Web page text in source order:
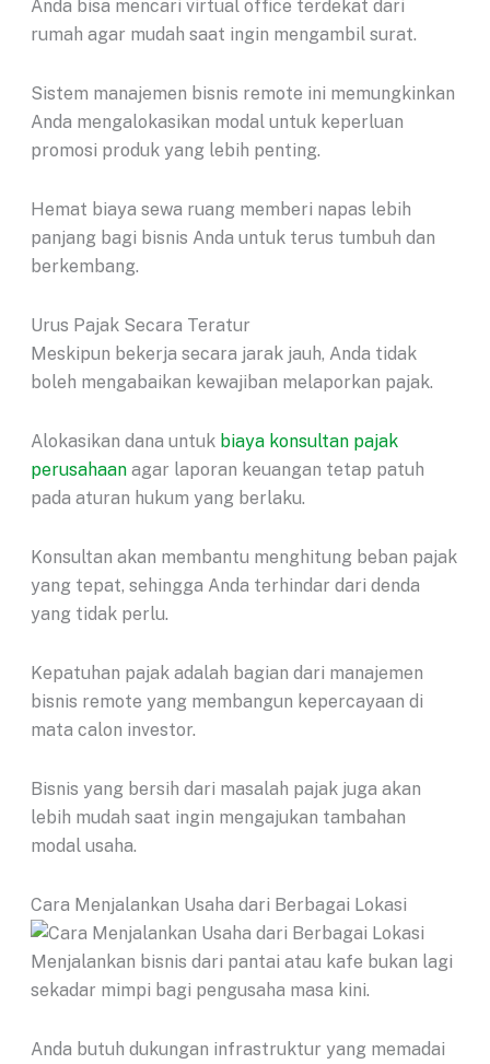
Anda bisa mencari virtual office terdekat dari
rumah agar mudah saat ingin mengambil surat.
Sistem manajemen bisnis remote ini memungkinkan
Anda mengalokasikan modal untuk keperluan
promosi produk yang lebih penting.
Hemat biaya sewa ruang memberi napas lebih
panjang bagi bisnis Anda untuk terus tumbuh dan
berkembang.
Urus Pajak Secara Teratur
Meskipun bekerja secara jarak jauh, Anda tidak
boleh mengabaikan kewajiban melaporkan pajak.
Alokasikan dana untuk biaya konsultan pajak
perusahaanagar laporan keuangan tetap patuh
pada aturan hukum yang berlaku.
Konsultan akan membantu menghitung beban pajak
yang tepat, sehingga Anda terhindar dari denda
yang tidak perlu.
Kepatuhan pajak adalah bagian dari manajemen
bisnis remote yang membangun kepercayaan di
mata calon investor.
Bisnis yang bersih dari masalah pajak juga akan
lebih mudah saat ingin mengajukan tambahan
modal usaha.
Cara Menjalankan Usaha dari Berbagai Lokasi
Menjalankan bisnis dari pantai atau kafe bukan lagi
sekadar mimpi bagi pengusaha masa kini.
Anda butuh dukungan infrastruktur yang memadai